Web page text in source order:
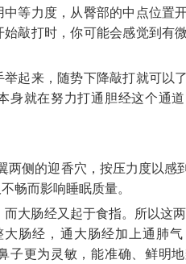
等力度，从臀部的中点位置
敲打时，你可能会感觉到有
起来，随势下降敲打就可以
身就在努力打通胆经这个通
两侧的迎香穴，按压力度以感
畅而影响睡眠质量。
而大肠经又起于食指。所以这
大肠经，通大肠经加上通肺
子更为灵敏，能准确、鲜明